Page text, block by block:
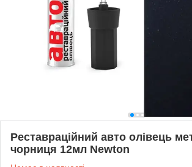
Реставраційний авто олівець
чорниця 12мл Newton